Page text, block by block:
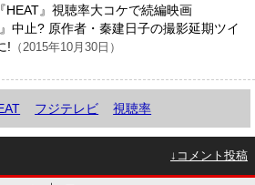
HEAT』視聴率大コケで続編映画
』中止? 原作者・秦建日子の撮影延期ツイ
! （2015年10月30日）
フジテレビ 視聴率
↓コメント投稿